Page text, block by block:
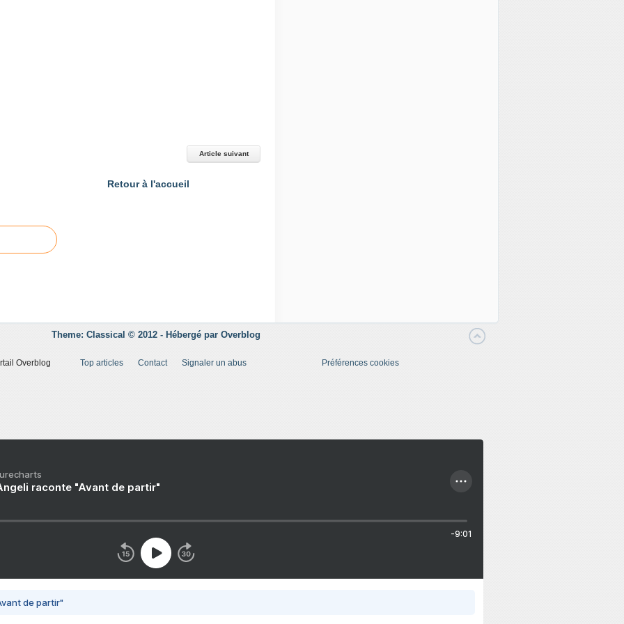
Article suivant
Retour à l'accueil
Theme: Classical © 2012 - Hébergé par Overblog
Overblog Top articles Contact Signaler un abus Préférences cookies
raconte "Avant de partir"
-9:01
de partir"